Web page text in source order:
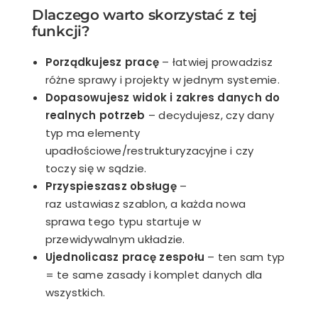
Dlaczego warto skorzystać z tej
funkcji?
Porządkujesz pracę – łatwiej prowadzisz
różne sprawy i projekty w jednym systemie.
Dopasowujesz widok i zakres danych do
realnych potrzeb – decydujesz, czy dany
typ ma elementy
upadłościowe/restrukturyzacyjne i czy
toczy się w sądzie.
Przyspieszasz obsługę–
raz ustawiasz szablon, a każda nowa
sprawa tego typu startuje w
przewidywalnym układzie.
Ujednolicasz pracę zespołu – ten sam typ
= te same zasady i komplet danych dla
wszystkich.